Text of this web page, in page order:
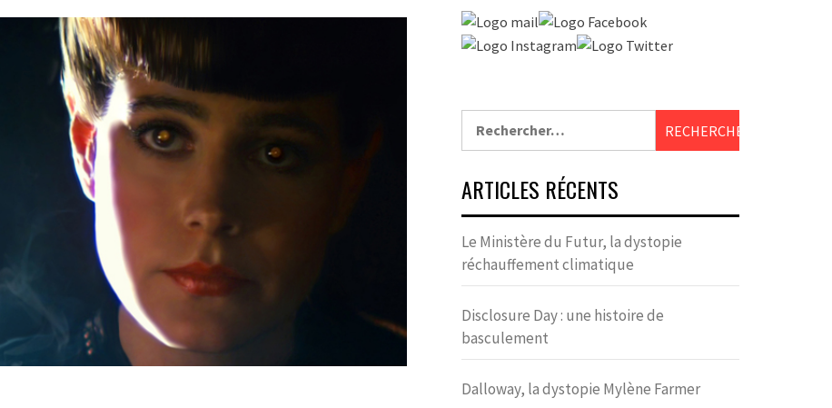
ARTICLES RÉCENTS
Le Ministère du Futur, la dystopie
réchauffement climatique
Disclosure Day : une histoire de
basculement
Dalloway, la dystopie Mylène Farmer
28
JARDINIÈRE
PAR
UTÉRO
PROJETDYSTOPIE NONE 24